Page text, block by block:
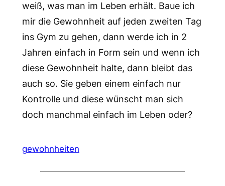
weiß, was man im Leben erhält. Baue ich
mir die Gewohnheit auf jeden zweiten Tag
ins Gym zu gehen, dann werde ich in 2
Jahren einfach in Form sein und wenn ich
diese Gewohnheit halte, dann bleibt das
auch so. Sie geben einem einfach nur
Kontrolle und diese wünscht man sich
doch manchmal einfach im Leben oder?
gewohnheiten